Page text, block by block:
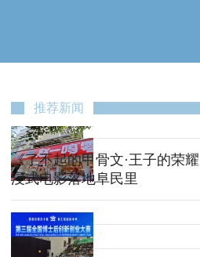
推荐新闻
《了不起的甲骨文·王子的荣
浸式电影落地阜民里